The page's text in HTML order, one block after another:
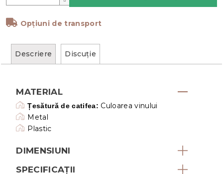
Opțiuni de transport
Descriere Discuţie
MATERIAL
Țesătură de catifea: Culoarea vinului
Metal
Plastic
DIMENSIUNI
SPECIFICAȚII